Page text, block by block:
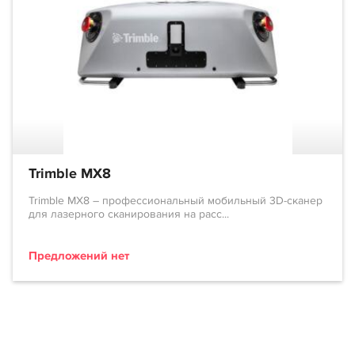
Trimble MX8
Trimble MX8 – профессиональный мобильный 3D-сканер
для лазерного сканирования на расс...
Предложений нет